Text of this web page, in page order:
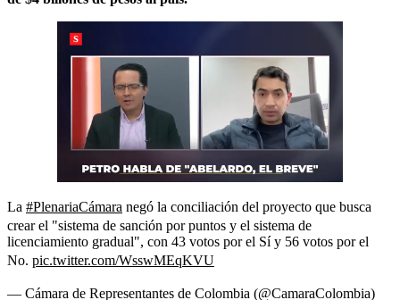
La #PlenariaCámara negó la conciliación del proyecto que busca
crear el "sistema de sanción por puntos y el sistema de
licenciamiento gradual", con 43 votos por el Sí y 56 votos por el
No. pic.twitter.com/WsswMEqKVU
— Cámara de Representantes de Colombia (@CamaraColombia)